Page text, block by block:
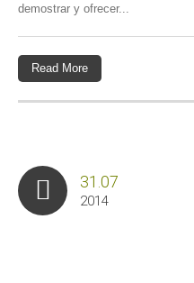
demostrar y ofrecer...
Read More
31.07
2014